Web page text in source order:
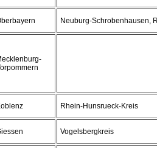
Neuburg-Schrobenhausen,
Rhein-Hunsrueck-Kreis
Vogelsbergkreis